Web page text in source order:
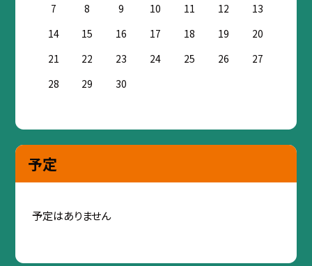
7
8 9 10 11 12
13
14
15 16 17 18 19
20
21
22 23 24 25 26
27
28
29 30
予定
予定はありません